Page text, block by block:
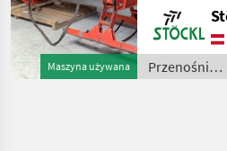
Maszyna używana
wie steht, sofort verfügbar,
A Przenośniki Żurawie do
forwarderów
Przenośniki
/ Maraton